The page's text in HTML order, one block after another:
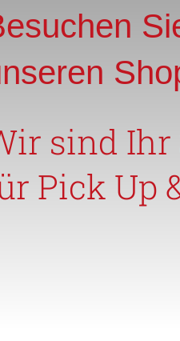
sind Ihr
Pick Up